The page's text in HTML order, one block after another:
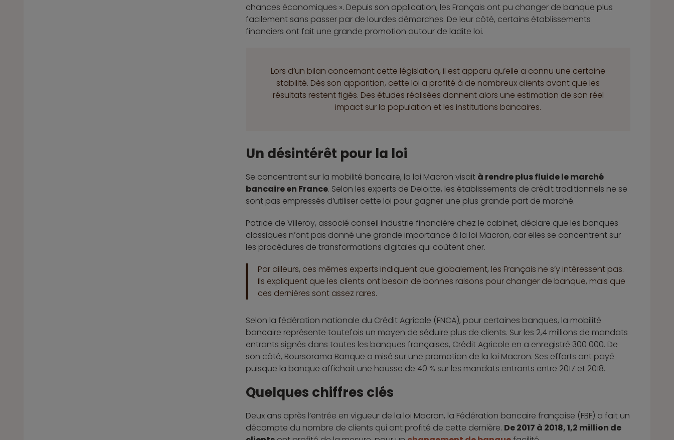
chances économiques ». Depuis son application, les Français ont pu changer de banque plus
facilement sans passer par de lourdes démarches. De leur côté, certains établissements
financiers ont fait une grande promotion autour de ladite loi.
Lors d’un bilan concernant cette législation, il est apparu qu’elle a connu une certaine
stabilité. Dès son apparition, cette loi a profité à de nombreux clients avant que les
résultats restent figés. Des études réalisées donnent alors une estimation de son réel
impact sur la population et les institutions bancaires.
Un désintérêt pour la loi
Se concentrant sur la mobilité bancaire, la loi Macron visait à rendre plus fluide le marché
bancaire en France. Selon les experts de Deloitte, les établissements de crédit traditionnels ne se
sont pas empressés d’utiliser cette loi pour gagner une plus grande part de marché.
Patrice de Villeroy, associé conseil industrie financière chez le cabinet, déclare que les banques
classiques n’ont pas donné une grande importance à la loi Macron, car elles se concentrent sur
les procédures de transformations digitales qui coûtent cher.
Par ailleurs, ces mêmes experts indiquent que globalement, les Français ne s’y intéressent pas.
Ils expliquent que les clients ont besoin de bonnes raisons pour changer de banque, mais que
ces dernières sont assez rares.
Selon la fédération nationale du Crédit Agricole (FNCA), pour certaines banques, la mobilité
bancaire représente toutefois un moyen de séduire plus de clients. Sur les 2,4 millions de mandats
entrants signés dans toutes les banques françaises, Crédit Agricole en a enregistré 300 000. De
son côté, Boursorama Banque a misé sur une promotion de la loi Macron. Ses efforts ont payé
puisque la banque affichait une hausse de 40 % sur les mandats entrants entre 2017 et 2018.
Quelques chiffres clés
Deux ans après l’entrée en vigueur de la loi Macron, la Fédération bancaire française (FBF) a fait un
décompte du nombre de clients qui ont profité de cette dernière. De 2017 à 2018, 1,2 million de